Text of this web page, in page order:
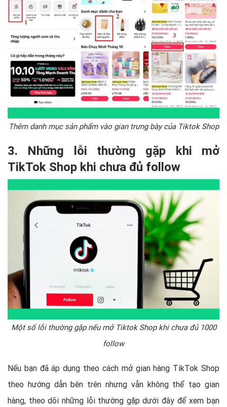
Thêm danh mục sản phẩm vào gian trưng bày của Tiktok Shop
3. Những lỗi thường gặp khi mở
TikTok Shop khi chưa đủ follow
Một số lỗi thường gặp nếu mở Tiktok Shop khi chưa đủ 1000
follow
Nếu bạn đã áp dụng theo cách mở gian hàng TikTok Shop
theo hướng dẫn bên trên nhưng vẫn không thể tạo gian
hàng, theo dõi những lỗi thường gặp dưới đây để xem bạn